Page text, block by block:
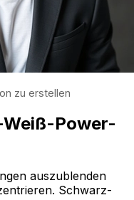
zu erstellen
Power-
auszublenden
Schwarz-